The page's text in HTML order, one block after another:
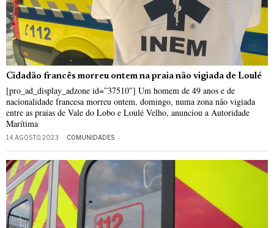
Cidadão francês morreu ontem na praia não vigiada de Loulé
[pro_ad_display_adzone id=”37510″] Um homem de 49 anos e de
nacionalidade francesa morreu ontem, domingo, numa zona não vigiada
entre as praias de Vale do Lobo e Loulé Velho, anunciou a Autoridade
Marítima
14 AGOSTO, 2023 COMUNIDADES